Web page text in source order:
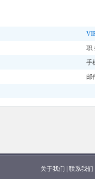
职
手
邮
关于我们 联系我们